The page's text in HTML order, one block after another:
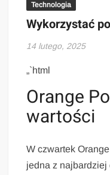
Technologia
Wykorzystać
14 lutego, 2025
„`html
Orange
wartości
W czwartek
jedna z najbardziej